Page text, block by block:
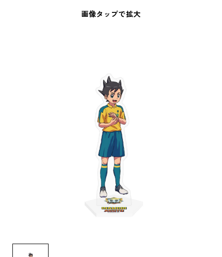
画像タップで拡大